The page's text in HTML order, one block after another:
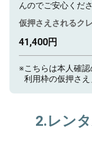
んのでご安心くださ
仮押さえされるク
41,400円
※こちらは本人確
利用枠の仮押さえ
2.レン